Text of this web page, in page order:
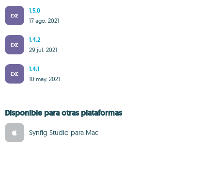
EXE
1.5.0
17 ago. 2021
EXE
1.4.2
29 jul. 2021
EXE
1.4.1
10 may. 2021
Disponible para otras plataformas
Synfig Studio para Mac